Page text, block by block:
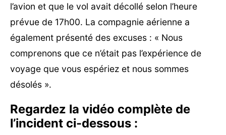
l’avion et que le vol avait décollé selon l’heure
prévue de 17h00. La compagnie aérienne a
également présenté des excuses : « Nous
comprenons que ce n’était pas l’expérience de
voyage que vous espériez et nous sommes
désolés ».
Regardez la vidéo complète de
l’incident ci-dessous :